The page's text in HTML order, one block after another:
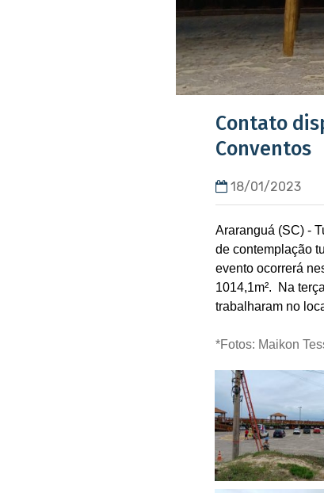
Contato
Conventos
18/01/2023
Araranguá (SC) -
de contemplação
evento ocorrerá
1014,1m². Na
trabalharam no
*Fotos: Maikon